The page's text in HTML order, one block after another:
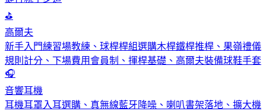
⛳
高爾夫
新手入門練習場教練、球桿桿組選購木桿鐵桿推桿、果嶺禮儀
規則計分、下場費用會員制、揮桿基礎、高爾夫裝備球鞋手套
🎧
音響耳機
耳機耳罩入耳選購、真無線藍牙降噪、喇叭書架落地、擴大機